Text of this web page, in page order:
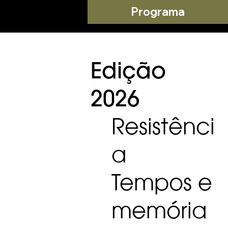
Edição
2026
Resistênci
a
Tempos e
memória
Programa